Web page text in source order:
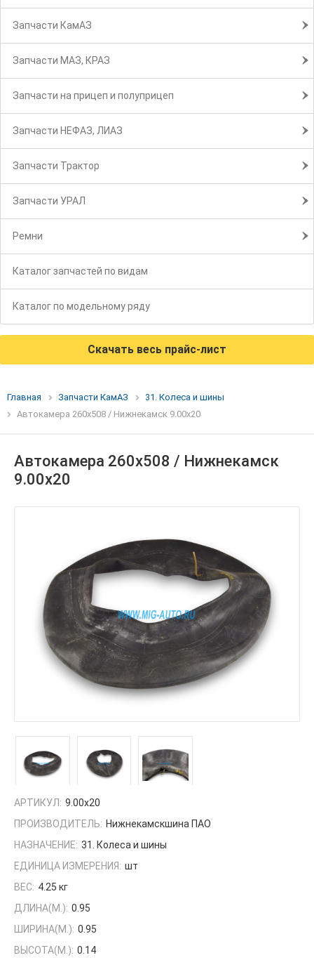
Запчасти КамАЗ
Запчасти МАЗ, КРАЗ
Запчасти на прицеп и полуприцеп
Запчасти НЕФАЗ, ЛИАЗ
Запчасти Трактор
Запчасти УРАЛ
Ремни
Каталог запчастей по видам
Каталог по модельному ряду
Скачать весь прайс-лист
Главная Запчасти КамАЗ
31. Колеса и шины
Автокамера 260х508 / Нижнекамск 9.00х20
Автокамера 260х508 / Нижнекамск
9.00х20
АРТИКУЛ: 9.00х20
ПРОИЗВОДИТЕЛЬ: Нижнекамскшина ПАО
НАЗНАЧЕНИЕ: 31. Колеса и шины
ЕДИНИЦА ИЗМЕРЕНИЯ: шт
ВЕС: 4.25 кг
ДЛИНА(М.): 0.95
ШИРИНА(М.): 0.95
ВЫСОТА(М.): 0.14